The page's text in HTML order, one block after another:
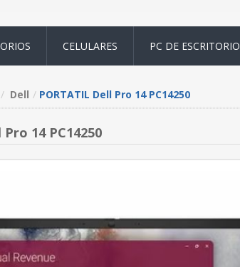
CELULARES PC DE ESCRITORIO
Dell PORTATIL Dell Pro 14 PC14250
14 PC14250